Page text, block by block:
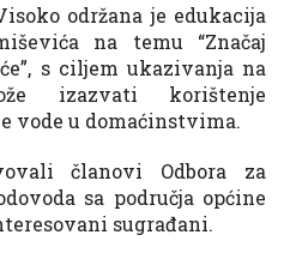
održana je edukacija
na temu “Značaj
s ciljem ukazivanja na
izazvati korištenje
vode u domaćinstvima.
članovi Odbora za
sa područja općine
sugrađani.